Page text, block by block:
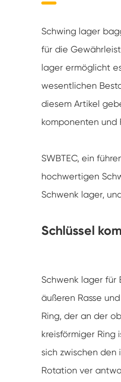
Kunden spezifisches
Schwing lager
für die
lager ermöglicht
wesentlichen
diesem Artikel
komponenten und
SWBTEC, ein
hochwertigen
Schwenk lager,
Schlüssel
Schwenk lager für
äußeren Rasse
Ring, der an der
kreisförmiger
sich zwischen den
Rotation ver